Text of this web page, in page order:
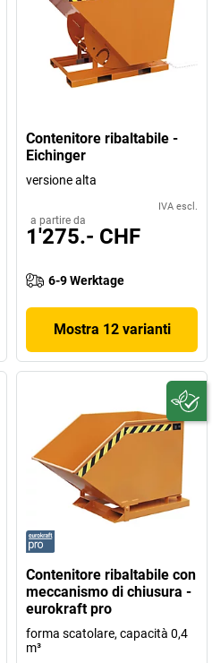
Contenitore ribaltabile -
Eichinger
versione alta
IVA escl.
a partire da
1'275.- CHF
6-9 Werktage
Mostra 12 varianti
Contenitore ribaltabile con
meccanismo di chiusura -
eurokraft pro
forma scatolare, capacità 0,4
m³